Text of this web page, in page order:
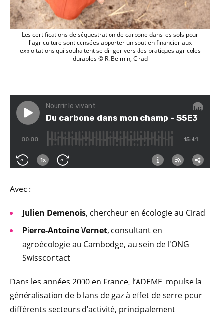
Les certifications de séquestration de
Les certifications de séquestration de carbone dans les sols pour
l'agriculture sont censées apporter un soutien financier aux
exploitations qui souhaitent se diriger vers des pratiques agricoles
durables © R. Belmin, Cirad
Avec :
Julien Demenois, chercheur en écologie au Cirad
Pierre-Antoine Vernet, consultant en
agroécologie au Cambodge, au sein de l'ONG
Swisscontact
Dans les années 2000 en France, l’ADEME impulse la
généralisation de bilans de gaz à effet de serre pour
différents secteurs d’activité, principalement